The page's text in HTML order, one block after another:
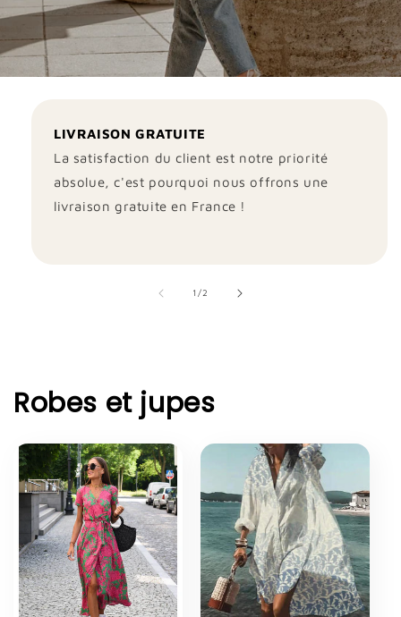
LIVRAISON GRATUITE
La satisfaction du client est notre priorité
absolue, c'est pourquoi nous offrons une
livraison gratuite en France !
1 /de2
Robes et jupes